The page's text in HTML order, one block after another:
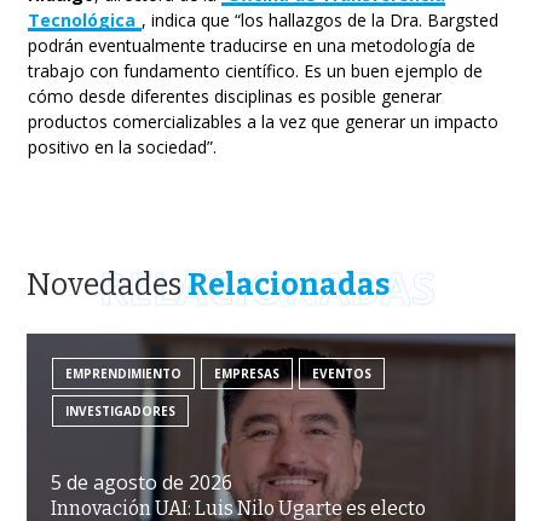
Tecnológica , indica que “los hallazgos de la Dra. Bargsted
podrán eventualmente traducirse en una metodología de
trabajo con fundamento científico. Es un buen ejemplo de
cómo desde diferentes disciplinas es posible generar
productos comercializables a la vez que generar un impacto
positivo en la sociedad”.
RELACIONADAS
NovedadesRelacionadas
EMPRENDIMIENTO EMPRESAS EVENTOS
INVESTIGADORES
5 de agosto de 2026
Innovación UAI: Luis Nilo Ugarte es electo